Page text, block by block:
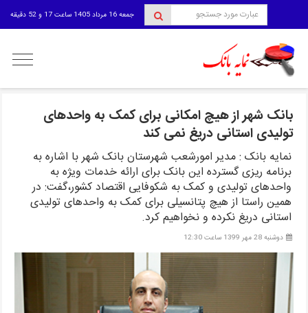
جمعه 16 مرداد 1405 ساعت 17 و 52 دقیقه
منوی
بانک شهر از هیچ امکانی برای کمک به واحدهای
تولیدی استانی دریغ نمی کند
نمایه بانک : مدیر امورشعب شهرستان بانک شهر با اشاره به
برنامه ریزی گسترده این بانک برای ارائه خدمات ویژه به
واحدهای تولیدی و کمک به شکوفایی اقتصاد کشور،گفت: در
همین راستا از هیچ پتانسیلی برای کمک به واحدهای تولیدی
استانی دریغ نکرده و نخواهیم کرد.
دوشنبه 28 مهر 1399 ساعت 12:30